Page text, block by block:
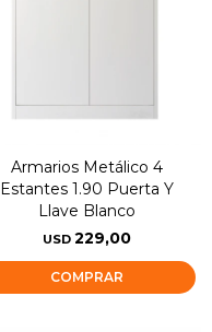
Armarios Metálico 4
Estantes 1.90 Puerta Y
Llave Blanco
USD 229,00